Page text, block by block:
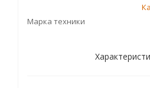
Марка техники